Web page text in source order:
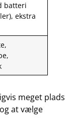
batteri
ekstra
meget plads
at vælge